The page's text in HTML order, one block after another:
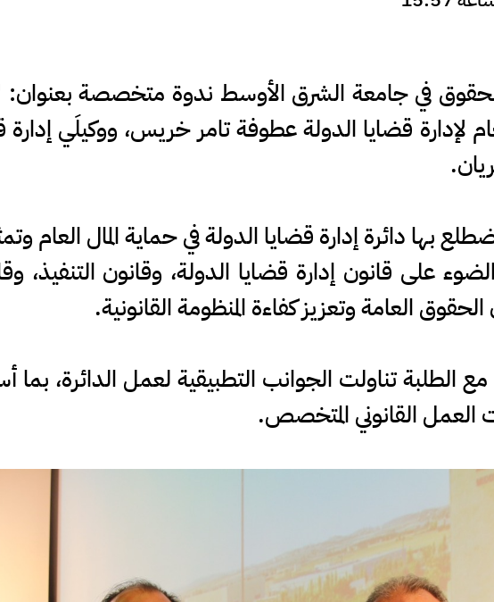
في جامعة الشرق الأوسط ندوة متخصصة بعنوان:
لإدارة قضايا الدولة عطوفة تامر خريس، ووكيلَي إدارة
بها دائرة إدارة قضايا الدولة في حماية المال
على قانون إدارة قضايا الدولة، وقانون التنفيذ،
العامة وتعزيز كفاءة المنظومة القانونية.
تناولت الجوانب التطبيقية لعمل الدائرة، بما
العمل القانوني المتخصص.